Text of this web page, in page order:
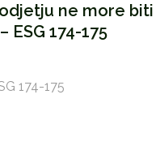
ne more
ESG 174-175
174-175